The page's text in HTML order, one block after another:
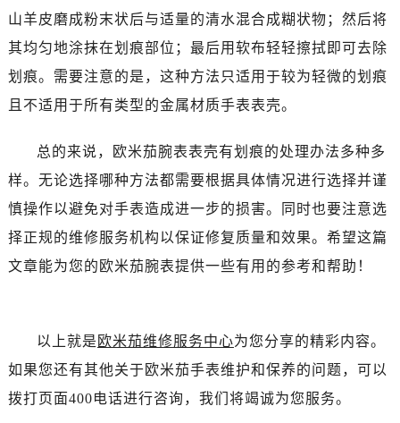
黑龙江省大庆市萨尔图区会战大街欧米茄售后服务中心（需提前预约）
黑龙江省鹤岗市向阳区红军路欧米茄售后服务中心（需提前预约）
黑龙江省黑河市爱辉区中央街欧米茄售后服务中心（需提前预约）
黑龙江省牡丹江市东安区太平路欧米茄售后服务中心（需提前预约）
黑龙江省双鸭山市尖山区新兴大街欧米茄售后服务中心（需提前预约）
黑龙江省绥化市北林区新华街与康庄路交叉口欧米茄售后服务中心（需提前预约）
黑龙江省伊春市伊美区通河路欧米茄售后服务中心（需提前预约）
吉林省吉林市船营区河南街欧米茄售后服务中心（需提前预约）
吉林省辽源市龙山区人民大街欧米茄售后服务中心（需提前预约）
山羊皮磨成粉末状后与适量的清水混合成糊状物；然后将
其均匀地涂抹在划痕部位；最后用软布轻轻擦拭即可去除
划痕。需要注意的是，这种方法只适用于较为轻微的划痕
且不适用于所有类型的金属材质手表表壳。
总的来说，欧米茄腕表表壳有划痕的处理办法多种多
样。无论选择哪种方法都需要根据具体情况进行选择并谨
慎操作以避免对手表造成进一步的损害。同时也要注意选
择正规的维修服务机构以保证修复质量和效果。希望这篇
文章能为您的欧米茄腕表提供一些有用的参考和帮助！
以上就是 欧米茄维修服务中心为您分享的精彩内容。
如果您还有其他关于欧米茄手表维护和保养的问题，可以
拨打页面400电话进行咨询，我们将竭诚为您服务。